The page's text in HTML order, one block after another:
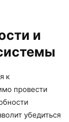
и
к
провести
убедиться